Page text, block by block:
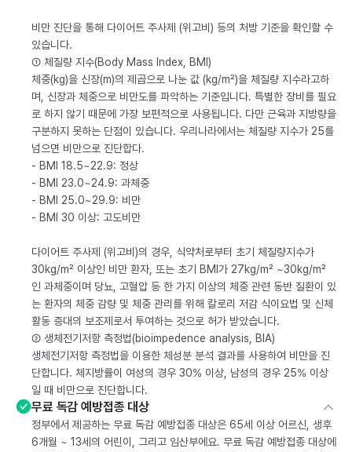
비만 진단을 통해 다이어트 주사제 (위고비) 등의 처방 기준을 확인할 수
있습니다.
① 체질량 지수(Body Mass Index, BMI)
체중(kg)을 신장(m)의 제곱으로 나눈 값 (kg/m²)을 체질량 지수라고하
며, 신장과 체중으로 비만도를 파악하는 기준입니다. 특별한 장비를 필요
로 하지 않기 때문에 가장 보편적으로 사용됩니다. 다만 근육과 지방량을
구분하지 못하는 단점이 있습니다. 우리나라에서는 체질량 지수가 25를
넘으면 비만으로 진단합다.
- BMI 18.5~22.9: 정상
- BMI 23.0~24.9: 과체중
- BMI 25.0~29.9: 비만
- BMI 30 이상: 고도비만
다이어트 주사제 (위고비)의 경우, 식약처로부터 초기 체질량지수가
30kg/m² 이상인 비만 환자, 또는 초기 BMI가 27kg/m² ~30kg/m²
인 과체중이며 당뇨, 고혈압 등 한 가지 이상의 체중 관련 동반 질환이 있
는 환자의 체중 감량 및 체중 관리를 위해 칼로리 저감 식이요법 및 신체
활동 증대의 보조제로서 투여하는 것으로 허가 받았습니다.
② 생체전기저항 측정법(bioimpedence analysis, BIA)
생체전기저항 측정법을 이용한 체성분 분석 결과를 사용하여 비만을 진
단합니다. 체지방률이 여성의 경우 30% 이상, 남성의 경우 25% 이상
일 때 비만으로 진단합니다.
무료 독감 예방접종 대상
정부에서 제공하는 무료 독감 예방접종 대상은 65세 이상 어르신, 생후
6개월 ~ 13세의 어린이, 그리고 임산부에요. 무료 독감 예방접종 대상에